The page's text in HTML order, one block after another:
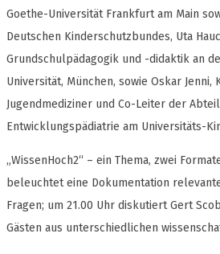
Goethe-Universität Frankfurt am Main
Deutschen Kinderschutzbundes, Uta
Grundschulpädagogik und -didaktik an
Universität, München, sowie Oskar Jenni,
Jugendmediziner und Co-Leiter der
Entwicklungspädiatrie am Universitäts-
„WissenHoch2“ – ein Thema, zwei
beleuchtet eine Dokumentation
Fragen; um 21.00 Uhr diskutiert Gert
Gästen aus unterschiedlichen